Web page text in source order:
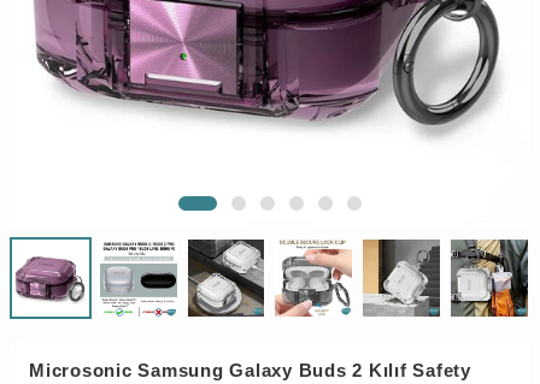
Microsonic Samsung Galaxy Buds 2 Kılıf Safety